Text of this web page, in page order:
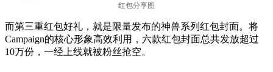
红包分享图
而第三重红包好礼，就是限量发布的神兽系列红包封面。将
Campaign的核心形象高效利用，六款红包封面总共发放超过
10万份，一经上线就被粉丝抢空。